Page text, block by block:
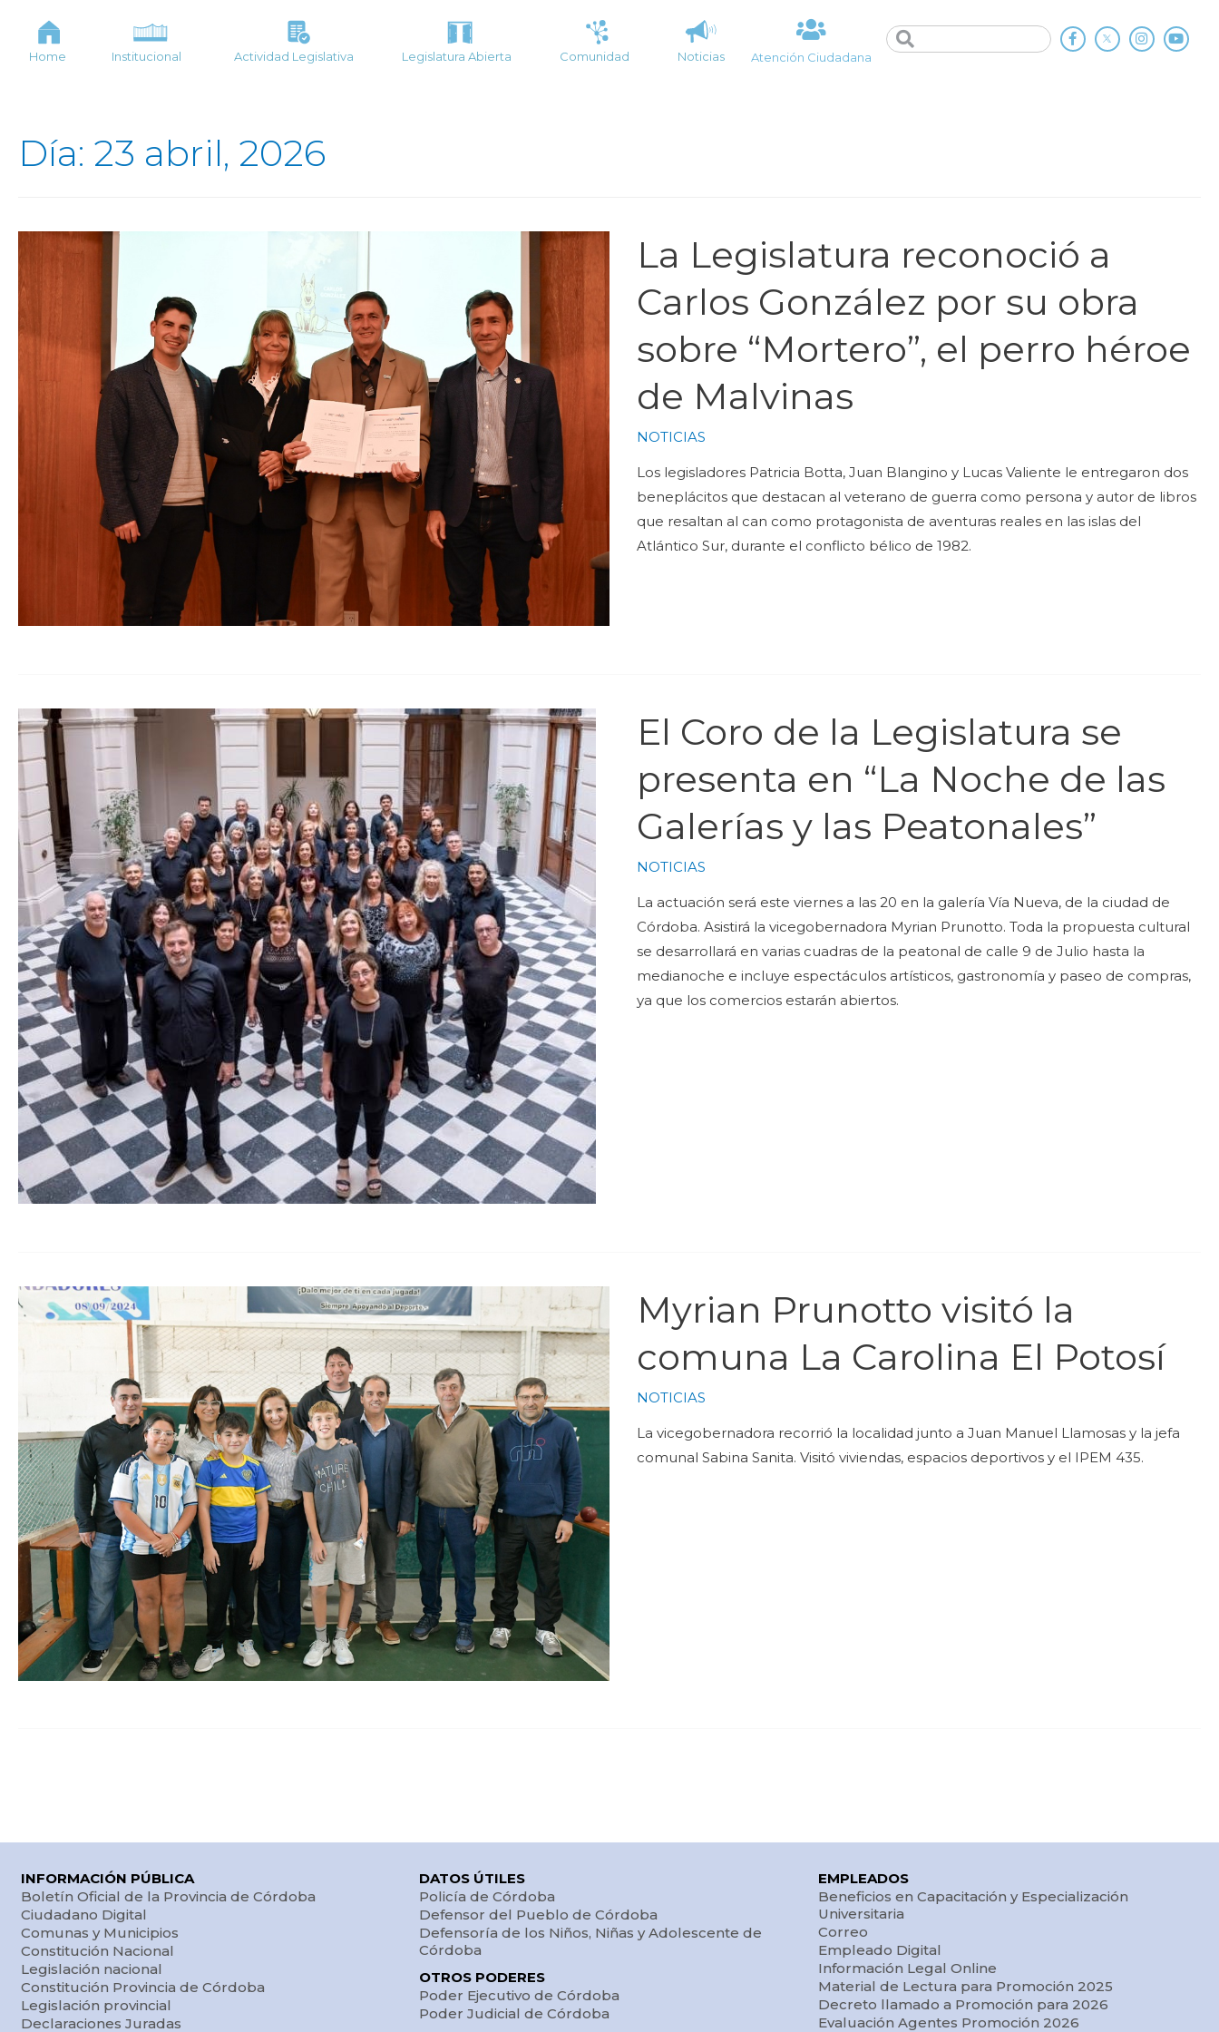
Home Institucional Actividad Legislativa Legislatura Abierta Comunidad Noticias Atención Ciudadana
Día: 23 abril, 2026
La Legislatura reconoció a
Carlos González por su obra
sobre “Mortero”, el perro héroe
de Malvinas
NOTICIAS
Los legisladores Patricia Botta, Juan Blangino y Lucas Valiente le entregaron dos
beneplácitos que destacan al veterano de guerra como persona y autor de libros
que resaltan al can como protagonista de aventuras reales en las islas del
Atlántico Sur, durante el conflicto bélico de 1982.
El Coro de la Legislatura se
presenta en “La Noche de las
Galerías y las Peatonales”
NOTICIAS
La actuación será este viernes a las 20 en la galería Vía Nueva, de la ciudad de
Córdoba. Asistirá la vicegobernadora Myrian Prunotto. Toda la propuesta cultural
se desarrollará en varias cuadras de la peatonal de calle 9 de Julio hasta la
medianoche e incluye espectáculos artísticos, gastronomía y paseo de compras,
ya que los comercios estarán abiertos.
Myrian Prunotto visitó la
comuna La Carolina El Potosí
NOTICIAS
La vicegobernadora recorrió la localidad junto a Juan Manuel Llamosas y la jefa
comunal Sabina Sanita. Visitó viviendas, espacios deportivos y el IPEM 435.
INFORMACIÓN PÚBLICA
Boletín Oficial de la Provincia de Córdoba
Ciudadano Digital
Comunas y Municipios
Constitución Nacional
Legislación nacional
Constitución Provincia de Córdoba
Legislación provincial
Declaraciones Juradas
DATOS ÚTILES
Policía de Córdoba
Defensor del Pueblo de Córdoba
Defensoría de los Niños, Niñas y Adolescente de
Córdoba
OTROS PODERES
Poder Ejecutivo de Córdoba
Poder Judicial de Córdoba
EMPLEADOS
Beneficios en Capacitación y Especialización
Universitaria
Correo
Empleado Digital
Información Legal Online
Material de Lectura para Promoción 2025
Decreto llamado a Promoción para 2026
Evaluación Agentes Promoción 2026